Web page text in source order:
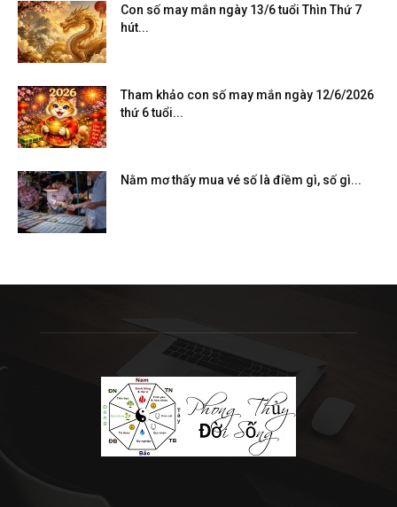
Con số may mắn ngày 13/6 tuổi Thìn Thứ 7
hút...
Tham khảo con số may mắn ngày 12/6/2026
thứ 6 tuổi...
Nằm mơ thấy mua vé số là điềm gì, số gì...